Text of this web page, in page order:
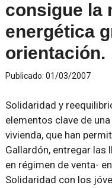
consigue la
energética
orientación.
Publicado: 01/03/2007
Solidaridad y
elementos clave de
vivienda, que han
Gallardón, entregar
en régimen de venta-
Solidaridad con los